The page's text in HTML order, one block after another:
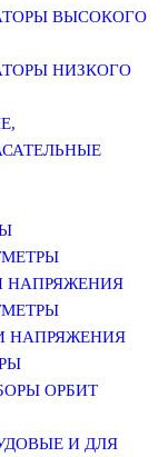
ВЫСОКОГО
НИЗКОГО
НАПРЯЖЕНИЯ
НАПРЯЖЕНИЯ
ОРБИТ
И ДЛЯ